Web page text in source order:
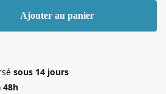
Ajouter au panier
sous 14 jours
48h